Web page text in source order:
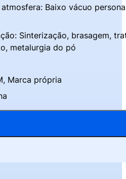
Baixo vácuo
Sinterização, brasagem,
metalurgia do pó
Marca própria